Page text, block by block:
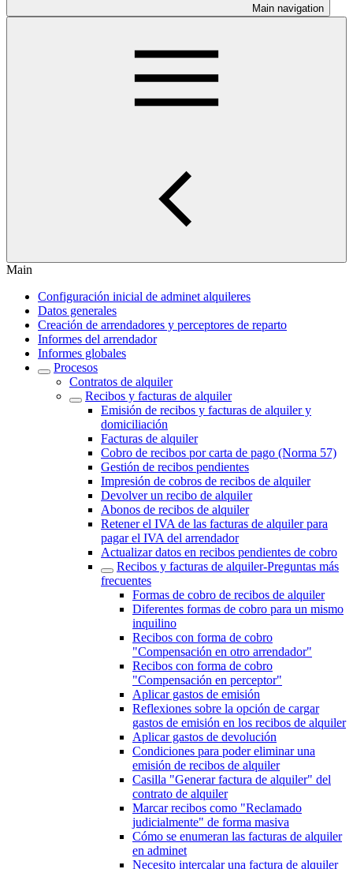
Main navigation
Main
Configuración inicial de adminet alquileres
Datos generales
Creación de arrendadores y perceptores de reparto
Informes del arrendador
Informes globales
Procesos
Contratos de alquiler
Recibos y facturas de alquiler
Emisión de recibos y facturas de alquiler y
domiciliación
Facturas de alquiler
Cobro de recibos por carta de pago (Norma 57)
Gestión de recibos pendientes
Impresión de cobros de recibos de alquiler
Devolver un recibo de alquiler
Abonos de recibos de alquiler
Retener el IVA de las facturas de alquiler para
pagar el IVA del arrendador
Actualizar datos en recibos pendientes de cobro
Recibos y facturas de alquiler‎-‎Preguntas más
frecuentes‎
Formas de cobro de recibos de alquiler
Diferentes formas de cobro para un mismo
inquilino
Recibos con forma de cobro
"Compensación en otro arrendador"
Recibos con forma de cobro
"Compensación en perceptor"
Aplicar gastos de emisión
Reflexiones sobre la opción de cargar
gastos de emisión en los recibos de alquiler
Aplicar gastos de devolución
Condiciones para poder eliminar una
emisión de recibos de alquiler
Casilla "Generar factura de alquiler" del
contrato de alquiler
Marcar recibos como "Reclamado
judicialmente" de forma masiva
Cómo se enumeran las facturas de alquiler
en adminet
Necesito intercalar una factura de alquiler